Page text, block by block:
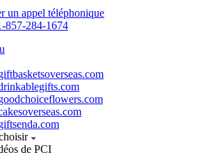
un appel téléphonique
857-284-1674
de PCI